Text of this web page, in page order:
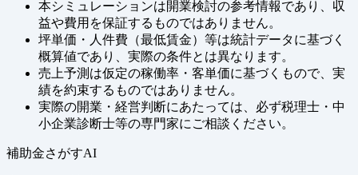
本シミュレーションは開業検討の参考情報であり、収
益や費用を保証するものではありません。
坪単価・人件費（最低賃金）等は統計データに基づく
概算値であり、実際の条件とは異なります。
売上予測は仮定の稼働率・客単価に基づくもので、実
績を約束するものではありません。
実際の開業・経営判断にあたっては、必ず税理士・中
小企業診断士等の専門家にご相談ください。
補助金さがすAI